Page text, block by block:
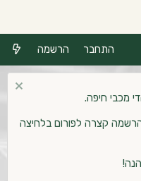
התחבר הרשמה
מכבי חיפה.
קצרה לפורום בלחיצה